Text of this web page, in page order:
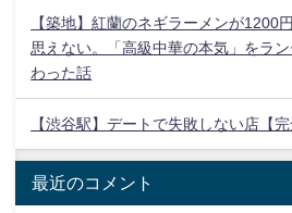
【築地】紅蘭のネギラーメンが1200
思えない。「高級中華の本気」をラ
わった話
【渋谷駅】デートで失敗しない店【完
最近のコメント